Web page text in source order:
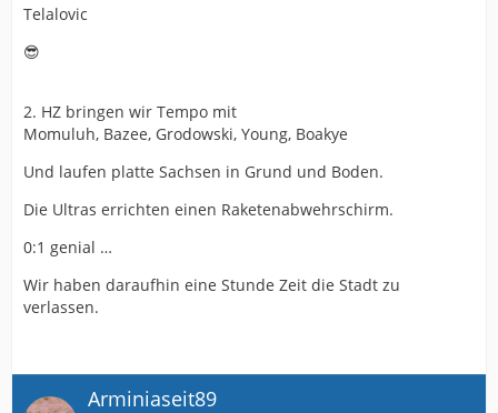
Telalovic
😎
2. HZ bringen wir Tempo mit
Momuluh, Bazee, Grodowski, Young, Boakye
Und laufen platte Sachsen in Grund und Boden.
Die Ultras errichten einen Raketenabwehrschirm.
0:1 genial …
Wir haben daraufhin eine Stunde Zeit die Stadt zu
verlassen.
Arminiaseit89